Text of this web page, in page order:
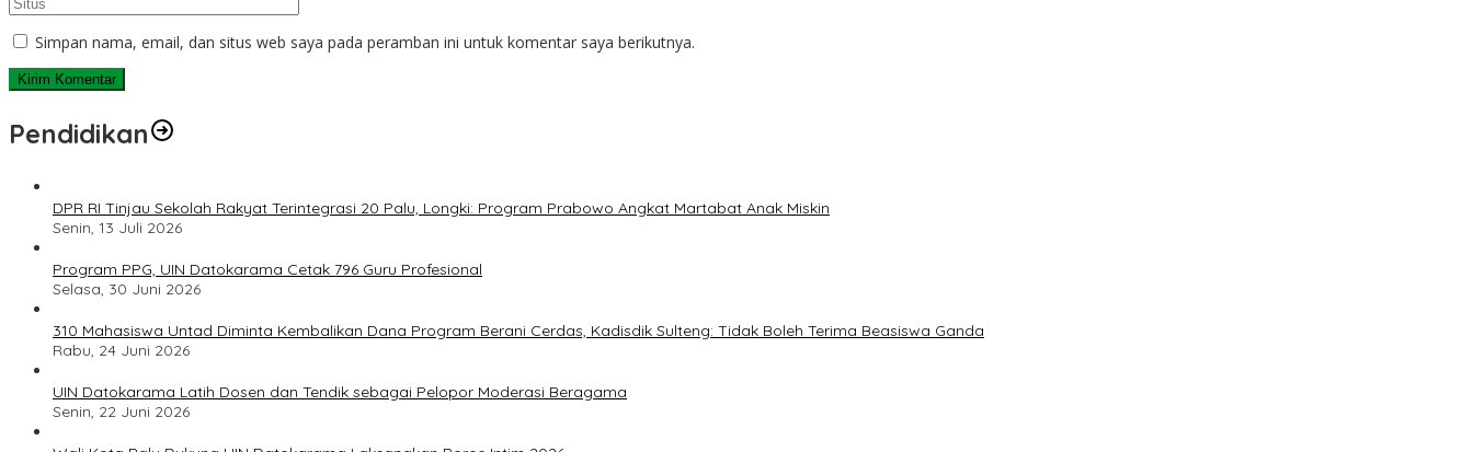
Simpan nama, email, dan situs web saya pada peramban ini untuk komentar saya berikutnya.
Pendidikan
DPR RI Tinjau Sekolah Rakyat Terintegrasi 20 Palu, Longki: Program Prabowo Angkat Martabat Anak Miskin
Senin, 13 Juli 2026
Program PPG, UIN Datokarama Cetak 796 Guru Profesional
Selasa, 30 Juni 2026
310 Mahasiswa Untad Diminta Kembalikan Dana Program Berani Cerdas, Kadisdik Sulteng: Tidak Boleh Terima Beasiswa Ganda
Rabu, 24 Juni 2026
UIN Datokarama Latih Dosen dan Tendik sebagai Pelopor Moderasi Beragama
Senin, 22 Juni 2026